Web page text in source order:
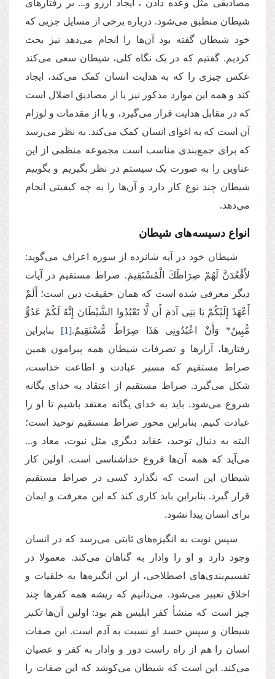
مصادیقی مثل وعده دادن ، ایجاد آرزو و... بر رفتارهای
شیطان منطبق می‌شود. درباره برخی از مسایل جزیی که
خود شیطان گفته بود آن‌ها را انجام می‌دهد نیز بحث
کردیم. گفتیم که در یک نگاه کلی، شیطان سعی می‌کند
عکس چیزی را که به هدایت انسان کمک می‌کند، ایجاد
کند و همه این موارد مذکور نیز یا از مصادیق اضلال است
که در مقابل هدایت قرار می‌گیرد، و یا از مقدمات و لوزام
آن است که به اغوای انسان کمک می‌کند. به نظر می‌رسد
که برای جمع‌بندی مناسب است مجموعه منظمی از این
عناوین را به صورت یک سیستم در نظر بگیریم و بگوییم
شیطان چند نوع کار دارد و آن‌ها را به چه کیفیتی انجام
می‌دهد.
انواع دسیسه‌های شیطان
شیطان خود در آیه شانزده از سوره اعراف می‌گوید:
لأَقْعُدَنَّ لَهُمْ صِرَاطَكَ الْمُسْتَقِیمَ. صراط مستقیم در آیات
دیگر معرفی شده است که همان حقیقت دین است؛ أَلَمْ
أَعْهَدْ إِلَیْكُمْ یَا بَنِی آدَمَ أَن لَّا تَعْبُدُوا الشَّیْطَانَ إِنَّهُ لَكُمْ عَدُوٌّ
مُّبِینٌ* وَأَنْ اعْبُدُونِی هَذَا صِرَاطٌ مُّسْتَقِیمٌ.[1] بنابراین
رفتارها، آزارها و تصرفات شیطان همه پیرامون همین
صراط مستقیم که مسیر عبادت و اطاعت خداست،
شکل می‌گیرد. صراط مستقیم از اعتقاد به خدای یگانه
شروع می‌شود. باید به خدای یگانه معتقد باشیم تا او را
عبادت کنیم. بنابراین محور صراط مستقیم توحید است؛
البته به دنبال توحید، عقاید دیگری مثل نبوت، معاد و...
می‌آید که همه آن‌ها فروع خداشناسی است. اولین کار
شیطان این است که نگذارد کسی در صراط مستقیم
قرار گیرد. بنابراین باید کاری کند که این معرفت و ایمان
برای انسان پیدا نشود.
سپس نوبت به انگیزه‌های ثابتی می‌رسد که در انسان
وجود دارد و او را وادار به گناهان می‌کند. معمولا در
تفسیم‌بندی‌های اصطلاحی، از‌ این انگیزه‌ها به خلقیات و
اخلاق تعبیر می‌شود. می‌دانیم که ریشه همه کفرها چند
چیز است که منشأ کفر ابلیس هم بود: اولین آن‌هاتکبر
شیطان و سپس حسد او نسبت به آدم است. این صفات
انسان را هم از راه راست دور و وادار به کفر و عصیان
می‌کند. این است که شیطان می‌کوشد که این صفات را